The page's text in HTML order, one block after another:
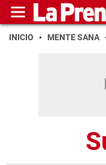
INICIO MENTE SANA